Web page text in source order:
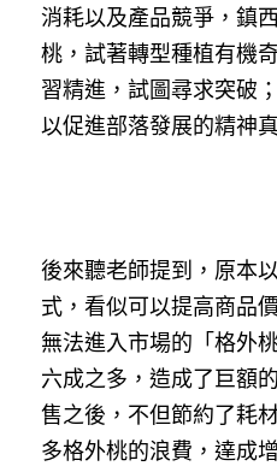
消耗以及產品競爭，鎮
桃，試著轉型種植有機
習精進，試圖尋求突破
以促進部落發展的精神
後來聽老師提到，原本
式，看似可以提高商品
無法進入市場的「格外
六成之多，造成了巨額
售之後，不但節約了耗
多格外桃的浪費，達成